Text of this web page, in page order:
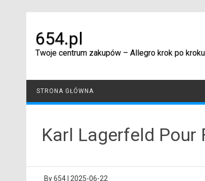
654.pl
Twoje centrum zakupów – Allegro krok po
STRONA GŁÓWNA
Karl Lagerfeld Pour
By654 2025-06-22